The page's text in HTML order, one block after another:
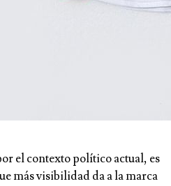
el contexto político actual, es
más visibilidad da a la marca